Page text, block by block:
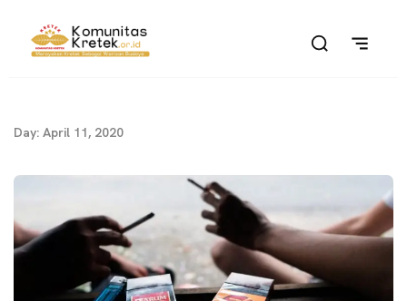
Day: April 11, 2020